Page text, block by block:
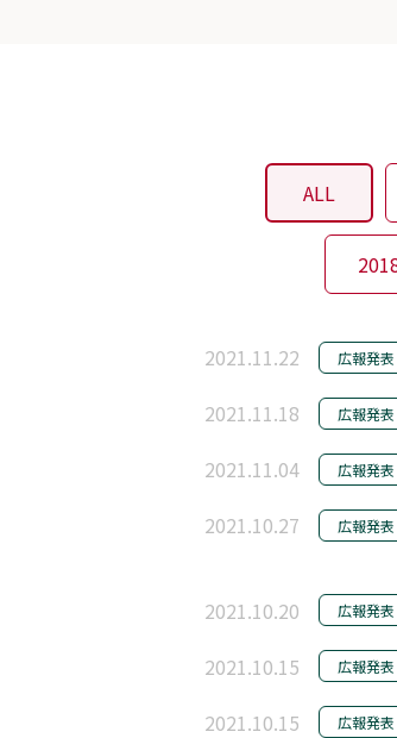
ALL
2021.11.22 広報発表
2021.11.18
広報発表
2021.11.04
広報発表
2021.10.27
広報発表
2021.10.20
広報発表
2021.10.15
広報発表
2021.10.15
広報発表